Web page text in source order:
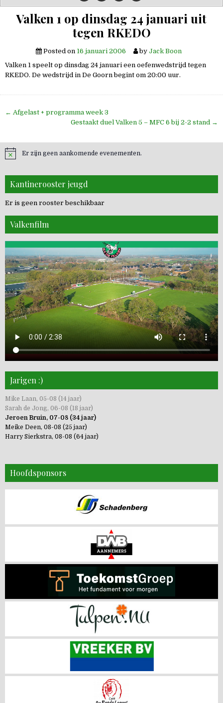
Valken 1 op dinsdag 24 januari uit
tegen RKEDO
Posted on 16 januari 2006 by Jack Boon
Valken 1 speelt op dinsdag 24 januari een oefenwedstrijd tegen
RKEDO. De wedstrijd in De Goorn begint om 20:00 uur.
Bericht
← Afgelast + programma week 3
Gestaakt duel Valken 5 – MFC 6 bij 2-2 stand →
Er zijn geen aankomende evenementen.
Kantinerooster jeugd
Er is geen rooster beschikbaar
Valkenfilm
Jarigen :)
Mike Laan, 05-08 (14 jaar)
Sarah de Jong, 06-08 (18 jaar)
Jeroen Bruin, 07-08 (34 jaar)
Meike Deen, 08-08 (25 jaar)
Harry Sierkstra, 08-08 (64 jaar)
Hoofdsponsors